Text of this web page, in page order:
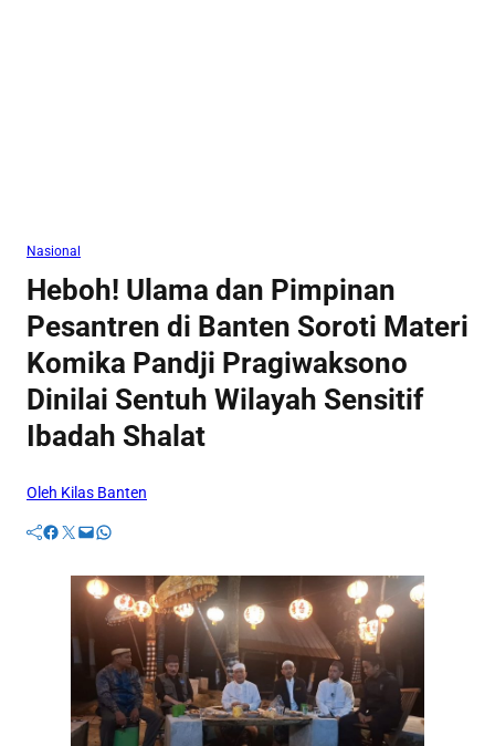
Nasional
Heboh! Ulama dan Pimpinan
Pesantren di Banten Soroti Materi
Komika Pandji Pragiwaksono
Dinilai Sentuh Wilayah Sensitif
Ibadah Shalat
Oleh Kilas Banten
Facebook Twitter Mail WhatsApp